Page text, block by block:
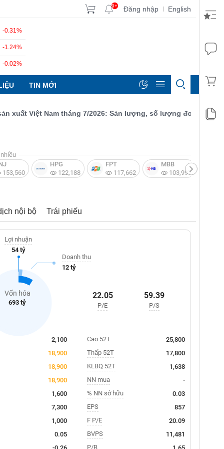
9+ Đăng nhập | English
-0.31%
-1.24%
-0.02%
TIN MỚI
Việt Nam tháng 7/2026: Sản lượng, số lượng đơn đặt hàng
153,560
HPG
122,188
FPT
117,662
MBB
103,997
nội bộ Trái phiếu
Vốn hóa
693 tỷ
Lợi nhuận
54 tỷ
Doanh thu
12 tỷ
22.05
P/E
59.39
P/S
2,100
18,900
18,900
18,900
1,600
7,300
1,000
0.05
-0.26
Cao 52T
25,800
Thấp 52T
17,800
KLBQ 52T
1,638
NN mua
-
% NN sở hữu
0.03
EPS
857
F P/E
20.09
BVPS
11,481
P/B
1.65